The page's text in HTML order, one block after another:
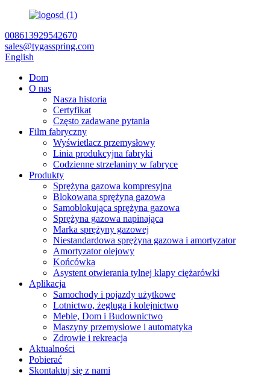
008613929542670
sales@tygasspring.com
English
Dom
O nas
Nasza historia
Certyfikat
Często zadawane pytania
Film fabryczny
Wyświetlacz przemysłowy
Linia produkcyjna fabryki
Codzienne strzelaniny w fabryce
Produkty
Sprężyna gazowa kompresyjna
Blokowana sprężyna gazowa
Samoblokująca sprężyna gazowa
Sprężyna gazowa napinająca
Marka sprężyny gazowej
Niestandardowa sprężyna gazowa i amortyzator
Amortyzator olejowy
Końcówka
Asystent otwierania tylnej klapy ciężarówki
Aplikacja
Samochody i pojazdy użytkowe
Lotnictwo, żegluga i kolejnictwo
Meble, Dom i Budownictwo
Maszyny przemysłowe i automatyka
Zdrowie i rekreacja
Aktualności
Pobierać
Skontaktuj się z nami